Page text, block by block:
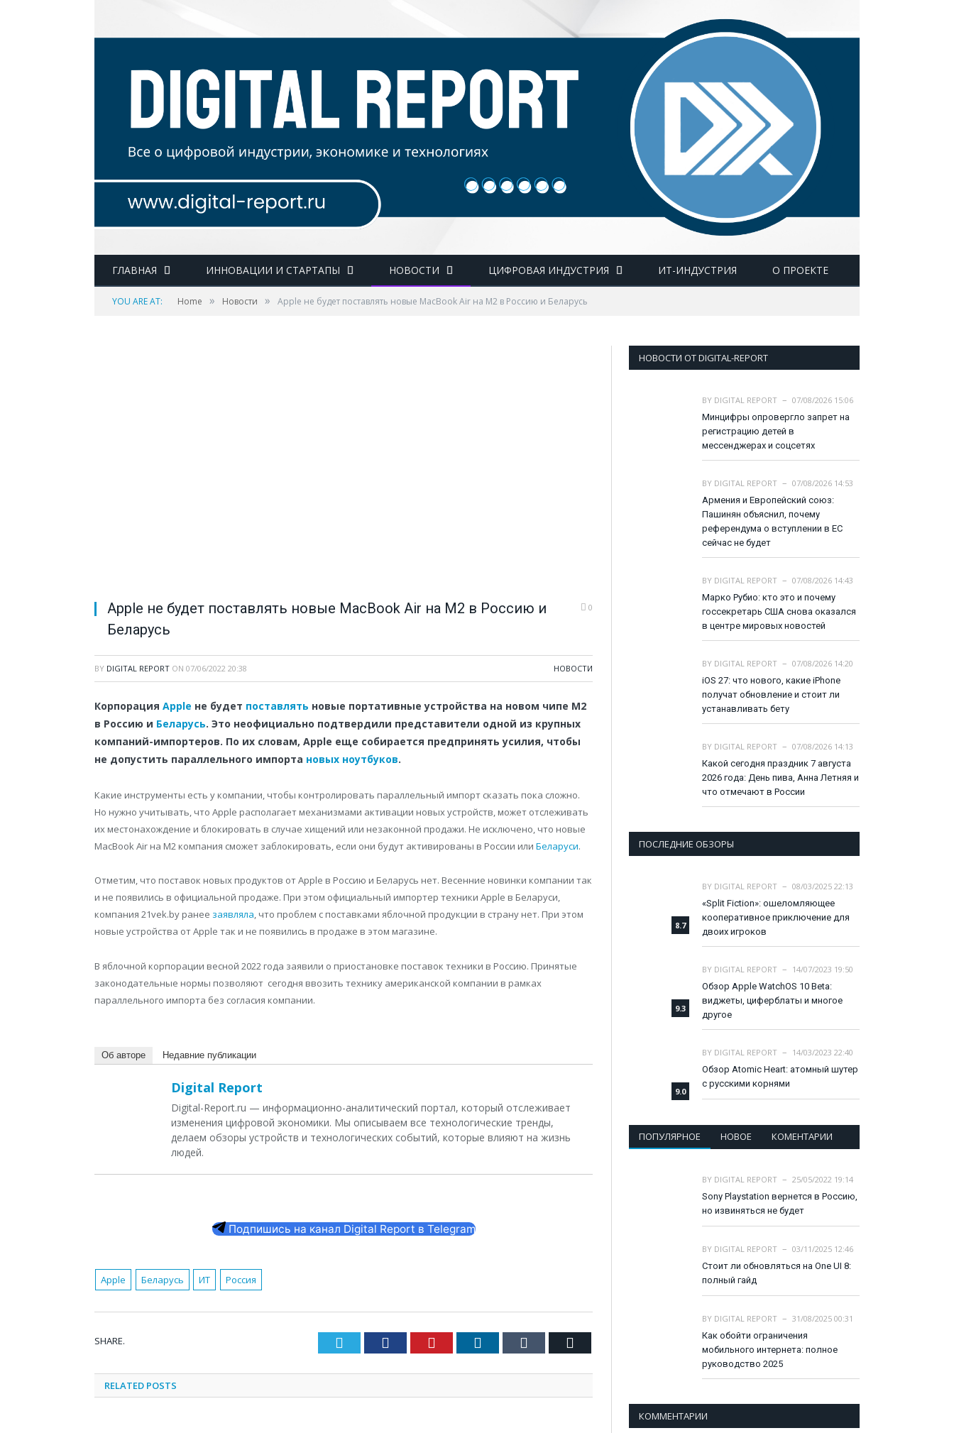
ГЛАВНАЯ ИННОВАЦИИ И СТАРТАПЫ НОВОСТИ ЦИФРОВАЯ ИНДУСТРИЯ ИТ-ИНДУСТРИЯ О ПРОЕКТЕ
YOU ARE AT: Home » Новости » Apple не будет поставлять новые MacBook Air на М2 в Россию и Беларусь
Apple не будет поставлять новые MacBook Air на М2 в Россию и
Беларусь
0
BY DIGITAL REPORT ON 07/06/2022 20:38 НОВОСТИ
Корпорация Apple не будет поставлять новые портативные устройства на новом чипе М2
в Россию и Беларусь. Это неофициально подтвердили представители одной из крупных
компаний-импортеров. По их словам, Apple еще собирается предпринять усилия, чтобы
не допустить параллельного импорта новых ноутбуков.
Какие инструменты есть у компании, чтобы контролировать параллельный импорт сказать пока сложно.
Но нужно учитывать, что Apple располагает механизмами активации новых устройств, может отслеживать
их местонахождение и блокировать в случае хищений или незаконной продажи. Не исключено, что новые
MacBook Air на М2 компания сможет заблокировать, если они будут активированы в России или Беларуси.
Отметим, что поставок новых продуктов от Apple в Россию и Беларусь нет. Весенние новинки компании так
и не появились в официальной продаже. При этом официальный импортер техники Apple в Беларуси,
компания 21vek.by ранее заявляла, что проблем с поставками яблочной продукции в страну нет. При этом
новые устройства от Apple так и не появились в продаже в этом магазине.
В яблочной корпорации весной 2022 года заявили о приостановке поставок техники в Россию. Принятые
законодательные нормы позволяют сегодня ввозить технику американской компании в рамках
параллельного импорта без согласия компании.
Об авторе Недавние публикации
Digital Report
Digital-Report.ru — информационно-аналитический портал, который отслеживает
изменения цифровой экономики. Мы описываем все технологические тренды,
делаем обзоры устройств и технологических событий, которые влияют на жизнь
людей.
Подпишись на канал Digital Report в Telegram
Apple Беларусь ИТ Россия
SHARE. Twitter Facebook Pinterest LinkedIn Tumblr
RELATED POSTS
НОВОСТИ ОТ DIGITAL-REPORT
BY DIGITAL REPORT
07/08/2026 15:06
Минцифры опровергло запрет на
регистрацию детей в
мессенджерах и соцсетях
BY DIGITAL REPORT
07/08/2026 14:53
Армения и Европейский союз:
Пашинян объяснил, почему
референдума о вступлении в ЕС
сейчас не будет
BY DIGITAL REPORT
07/08/2026 14:43
Марко Рубио: кто это и почему
госсекретарь США снова оказался
в центре мировых новостей
BY DIGITAL REPORT
07/08/2026 14:20
iOS 27: что нового, какие iPhone
получат обновление и стоит ли
устанавливать бету
BY DIGITAL REPORT
07/08/2026 14:13
Какой сегодня праздник 7 августа
2026 года: День пива, Анна Летняя и
что отмечают в России
ПОСЛЕДНИЕ ОБЗОРЫ
8.7
BY DIGITAL REPORT
08/03/2025 22:13
«Split Fiction»: ошеломляющее
кооперативное приключение для
двоих игроков
9.3
BY DIGITAL REPORT
14/07/2023 19:50
Обзор Apple WatchOS 10 Beta:
виджеты, циферблаты и многое
другое
9.0
BY DIGITAL REPORT
14/03/2023 22:40
Обзор Atomic Heart: атомный шутер
с русскими корнями
ПОПУЛЯРНОЕ НОВОЕ КОМЕНТАРИИ
BY DIGITAL REPORT
25/05/2022 19:14
Sony Playstation вернется в Россию,
но извиняться не будет
BY DIGITAL REPORT
03/11/2025 12:46
Стоит ли обновляться на One UI 8:
полный гайд
BY DIGITAL REPORT
31/08/2025 00:31
Как обойти ограничения
мобильного интернета: полное
руководство 2025
КОММЕНТАРИИ